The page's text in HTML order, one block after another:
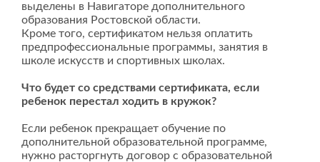
выделены в Навигаторе дополнительного
образования Ростовской области.
Кроме того, сертификатом нельзя оплатить
предпрофессиональные программы, занятия в
школе искусств и спортивных школах.
Что будет со средствами сертификата, если
ребенок перестал ходить в кружок?
Если ребенок прекращает обучение по
дополнительной образовательной программе,
нужно расторгнуть договор с образовательной